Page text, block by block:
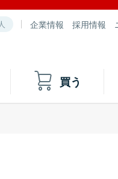
企業情報 採用情報
買う